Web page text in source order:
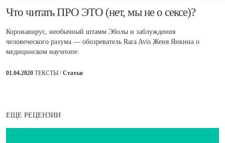
Что читать ПРО ЭТО (нет, мы не о сексе)?
Коронавирус, необычный штамм Эболы и заблуждения
человеческого разума — обозреватель Rara Avis Женя Янкина о
медицинском научпопе.
01.04.2020 ТЕКСТЫ /Статьи
ЕЩЕ РЕЦЕНЗИИ